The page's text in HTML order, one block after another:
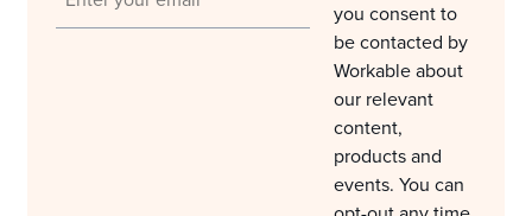
you consent to
be contacted by
Workable about
our relevant
content,
products and
events. You can